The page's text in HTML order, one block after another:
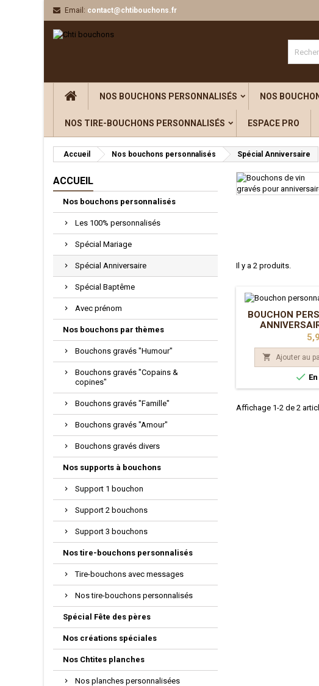
Vous devez
Email: contact@chtibouchons.fr
NOS BOUCHONS PERSONNALISÉS NOS
NOS TIRE-BOUCHONS PERSONNALISÉS ESPACE PRO
Accueil Nos bouchons personnalisés Spécial Anniversaire
ACCUEIL
Nos bouchons personnalisés
Les 100% personnalisés
Spécial Mariage
Spécial Anniversaire
Spécial Baptême
Avec prénom
Nos bouchons par thèmes
Bouchons gravés "Humour"
Bouchons gravés "Copains &
copines"
Bouchons gravés "Famille"
Bouchons gravés "Amour"
Bouchons gravés divers
Nos supports à bouchons
Support 1 bouchon
Support 2 bouchons
Support 3 bouchons
Nos tire-bouchons personnalisés
Tire-bouchons avec messages
Nos tire-bouchons personnalisés
Spécial Fête des pères
Nos créations spéciales
Nos Chtites planches
Nos planches personnalisées
Il y a 2 produits.
BOUCHON
 Ajouter au

Affichage 1-2 de 2